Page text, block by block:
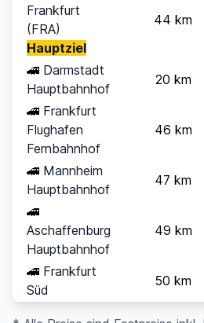
Frankfurt
(FRA)
Hauptziel
44 km
🚄 Darmstadt
Hauptbahnhof
20 km
🚄 Frankfurt
Flughafen
Fernbahnhof
46 km
🚄 Mannheim
Hauptbahnhof
47 km
🚄
Aschaffenburg
Hauptbahnhof
49 km
🚄 Frankfurt
Süd
50 km